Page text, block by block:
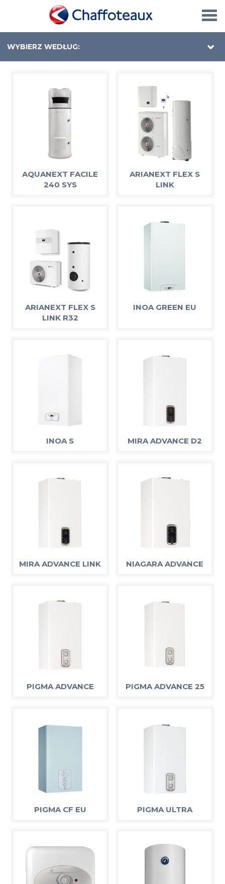
WYBIERZ WEDŁUG:
AQUANEXT FACILE
240 SYS
ARIANEXT FLEX S
LINK
ARIANEXT FLEX S
LINK R32
INOA GREEN EU
INOA S MIRA ADVANCE D2
MIRA ADVANCE LINK NIAGARA ADVANCE
PIGMA ADVANCE PIGMA ADVANCE 25
PIGMA CF EU PIGMA ULTRA